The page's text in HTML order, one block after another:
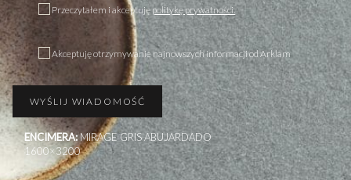
ENCIMERA:MIRAGE GRIS ABUJARDADO
1600×3200
Przeczytałem i akceptujępolitykę prywatności.
Akceptuję otrzymywanie najnowszych informacji od Arklam